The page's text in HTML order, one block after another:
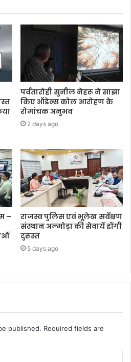
पर्वतारोही सुनील नेहरू ने साझा
किए ऑडेन्स कोल आरोहण के
रोमांचक अनुभव
2 days ago
–
राजस्व पुलिस एवं भूलेख सर्वेक्षण
संस्थान अल्मोड़ा की सेवायें होंगी
दुरूस्त
5 days ago
published. Required fields are